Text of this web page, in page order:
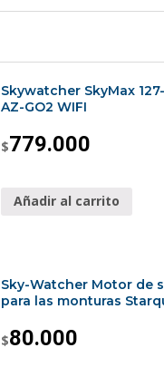
Skywatcher SkyMax
AZ-GO2 WIFI
$779.000
Añadir al carrito
Sky-Watcher Motor de
para las monturas
$80.000